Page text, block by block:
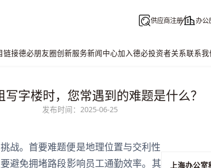
供应商注册 办公
链接德必朋友圈创新服务新闻中心加入德必投资者关系联系我
写字楼时，您常遇到的难题是什么？
发布时间：2025-06-25
战。首要难题便是地理位置与交利性
避免拥堵路段影响员工通勤效率。其
上海办公室